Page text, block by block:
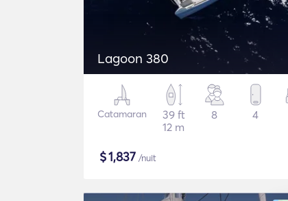
Lagoon 380
Catamaran
39 ft
12 m
8 4
$1,837 /nuit